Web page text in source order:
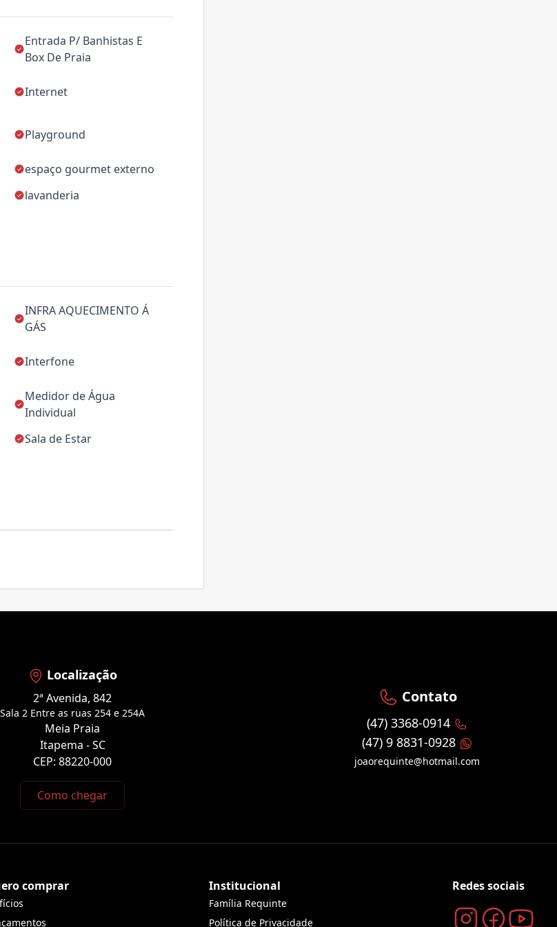
Entrada P/ Banhistas E
Box De Praia
Internet
Playground
espaço gourmet externo
lavanderia
INFRA AQUECIMENTO Á
GÁS
Interfone
Medidor de Água
Individual
Sala de Estar
Localização
2ª Avenida, 842
Sala 2 Entre as ruas 254 e 254A
Meia Praia
Itapema - SC
CEP: 88220-000
Como chegar
Contato
(47) 3368-0914
(47) 9 8831-0928
joaorequinte@hotmail.com
comprar Institucional
Família Requinte
Política de Privacidade
Redes sociais